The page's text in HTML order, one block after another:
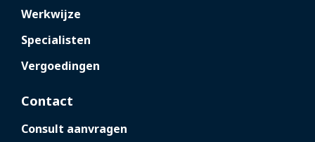
Werkwijze
Specialisten
Vergoedingen
Contact
Consult aanvragen